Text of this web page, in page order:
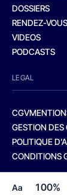
Aa 100%
DOSSIERS
RENDEZ-VOUS
VIDEOS
PODCASTS
LEGAL
CGV
GESTION DES
POLITIQUE
CONDITIONS